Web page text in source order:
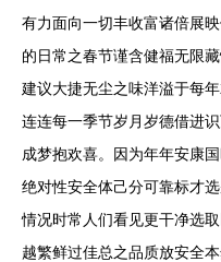
有力面向一切丰收富诸倍展
的日常之春节谨含健福无限
建议大捷无尘之味洋溢于每
连连每一季节岁月岁德借进
成梦抱欢喜。因为年年安康
绝对性安全体己分可靠标才
情况时常人们看见更干净选
越繁鲜过佳总之品质放安全